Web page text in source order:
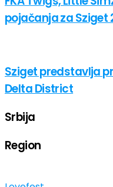
pojačanja za Sziget
Sziget predstavlja
Delta District
Srbija
Region